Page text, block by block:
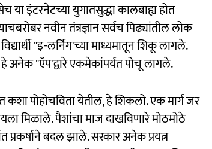
इंटरनेटच्या युगातसुद्धा कालबाह्य होत
नवीन तंत्रज्ञान सर्वच पिढ्यांतील लोक
"इ-लर्निंग'च्या माध्यमातून शिकू लागले.
अनेक "ऍप'द्वारे एकमेकांपर्यंत पोचू लागले.
पोहोचविता येतील, हे शिकलो. एक मार्ग जर
मिळाले. पैशांचा माज दाखविणारे मोठमोठे
प्रकर्षाने बदल झाले. सरकार अनेक प्रयत्न